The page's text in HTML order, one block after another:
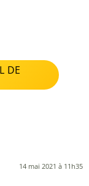
DE
14 mai 2021 à 11h35